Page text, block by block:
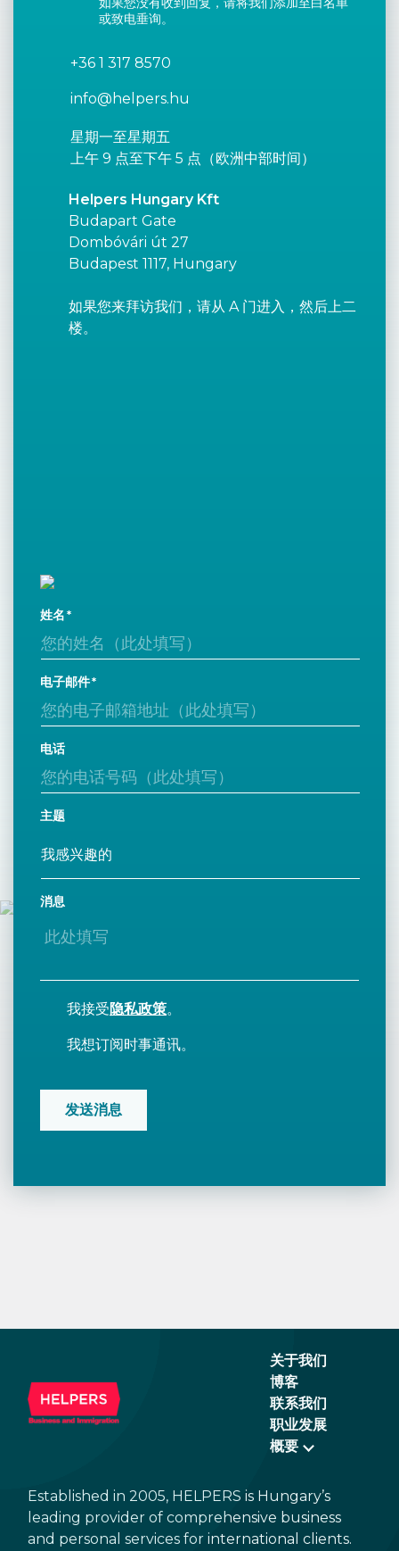
或致电垂询。
+36 1 317 8570
info@helpers.hu
星期一至星期五
上午 9 点至下午 5 点（欧洲中部时间）
Helpers Hungary Kft
Budapart Gate
Dombóvári út 27
Budapest 1117, Hungary
如果您来拜访我们，请从 A 门进入，然后上二
楼。
姓名
电子邮件
电话
主题
消息
我接受隐私政策。
我想订阅时事通讯。
关于我们
博客
联系我们
职业发展
概要
Established in 2005, HELPERS is Hungary’s
leading provider of comprehensive business
and personal services for international clients.